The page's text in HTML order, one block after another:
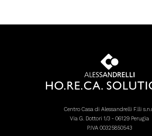
Centro Casa di Alessandrelli F.lli
Via G. Dottori 1/3 - 06129 Perugia
P.IVA 00325850543